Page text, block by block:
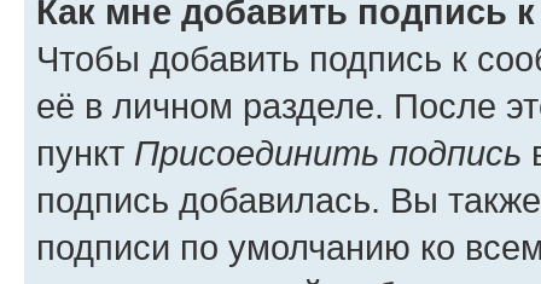
Как мне добавить подпись
Чтобы добавить подпись к
её в личном разделе. После
пункт Присоединить подпись
подпись добавилась. Вы
подписи по умолчанию ко